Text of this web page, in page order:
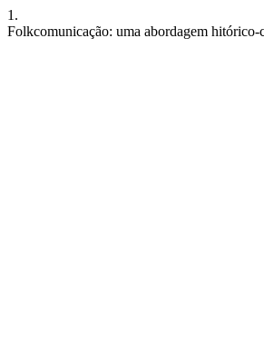
1.
Folkcomunicação: uma abordagem